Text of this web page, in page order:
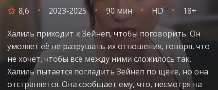
8,6 2023-2025 90 мин HD 18+
Халиль приходит к Зейнеп, чтобы поговорить. Он
умоляет её не разрушать их отношения, говоря, что
не хочет, чтобы всё между ними сложилось так.
Халиль пытается погладить Зейнеп по щеке, но она
отстраняется. Она сообщает ему, что, несмотря на